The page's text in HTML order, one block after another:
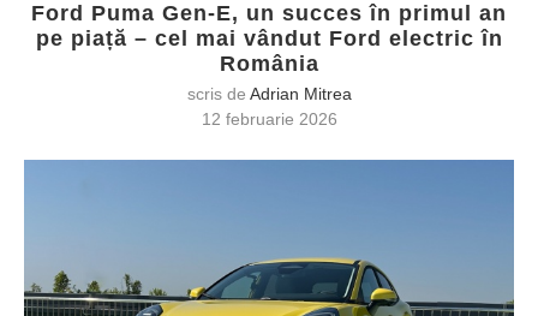
Ford Puma Gen-E, un succes în primul an
pe piață – cel mai vândut Ford electric în
România
scris de Adrian Mitrea
12 februarie 2026